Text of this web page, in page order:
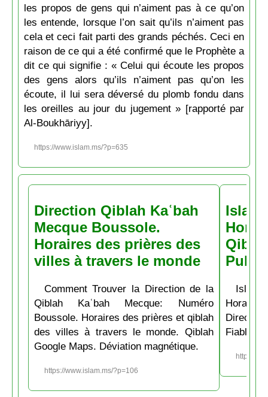
les propos de gens qui n’aiment pas à ce qu’on
les entende, lorsque l’on sait qu’ils n’aiment pas
cela et ceci fait parti des grands péchés. Ceci en
raison de ce qui a été confirmé que le Prophète a
dit ce qui signifie : « Celui qui écoute les propos
des gens alors qu’ils n’aiment pas qu’on les
écoute, il lui sera déversé du plomb fondu dans
les oreilles au jour du jugement » [rapporté par
Al-Boukhāriyy].
https://www.islam.ms/?p=635
Direction Qiblah Kaʿbah
Mecque Boussole.
Horaires des prières des
villes à travers le monde
Comment Trouver la Direction de la
Qiblah Kaʿbah Mecque: Numéro
Boussole. Horaires des prières et qiblah
des villes à travers le monde. Qiblah
Google Maps. Déviation magnétique.
https://www.islam.ms/?p=106
Pubs
Fiable et
https://